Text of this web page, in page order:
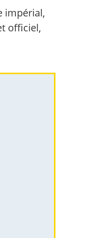
impérial,
officiel,